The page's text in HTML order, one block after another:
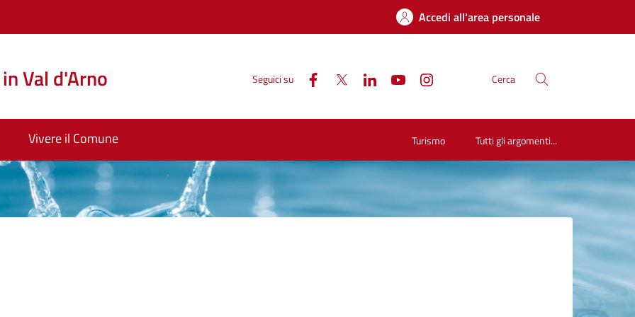
Accedi all'area personale
Val d'Arno Seguici su Cerca
Vivere il Comune Turismo Tutti gli argomenti...